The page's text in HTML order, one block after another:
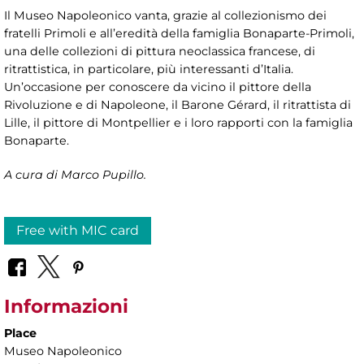
Il Museo Napoleonico vanta, grazie al collezionismo dei
fratelli Primoli e all’eredità della famiglia Bonaparte-Primoli,
una delle collezioni di pittura neoclassica francese, di
ritrattistica, in particolare, più interessanti d’Italia.
Un’occasione per conoscere da vicino il pittore della
Rivoluzione e di Napoleone, il Barone Gérard, il ritrattista di
Lille, il pittore di Montpellier e i loro rapporti con la famiglia
Bonaparte.
A cura di Marco Pupillo.
Free with MIC card
Informazioni
Place
Museo Napoleonico